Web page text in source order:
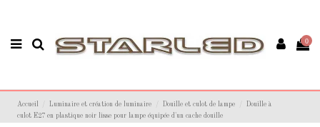
0
Accueil Luminaire et création de luminaire Douille et culot de lampe
Douille à
culot E27 en plastique noir lisse pour lampe équipée d'un cache douille